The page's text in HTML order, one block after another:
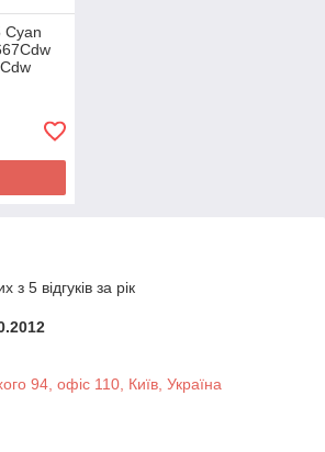
Cyan
з 5 відгуків за рік
94, офіс 110, Київ, Україна